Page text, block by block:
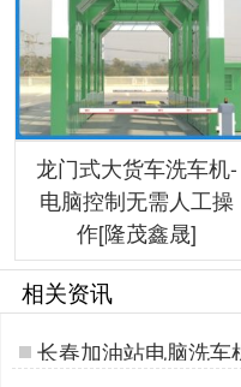
龙门式大货车洗车机-
电脑控制无需人工操
作[隆茂鑫晟]
相关资讯
长春加油站电脑洗车
鑫晟]…